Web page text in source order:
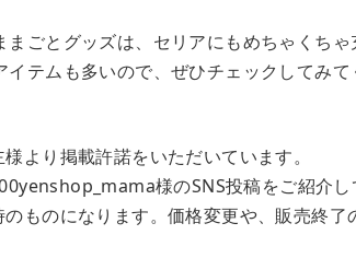
ごとグッズは、セリアにもめちゃくちゃ
イテムも多いので、ぜひチェックしてみて
より掲載許諾をいただいています。
様のSNS投稿をご紹介し
ものになります。価格変更や、販売終了